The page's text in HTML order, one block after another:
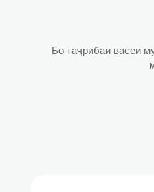
Бо таҷрибаи васеи